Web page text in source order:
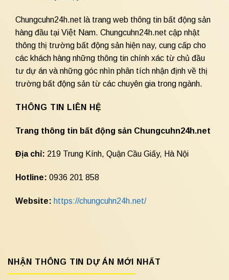
Chungcuhn24h.net là trang web thông tin bất động sản
hàng đầu tại Việt Nam. Chungcuhn24h.net cập nhật
thông thị trường bất động sản hiện nay, cung cấp cho
các khách hàng những thông tin chính xác từ chủ đầu
tư dự án và những góc nhìn phân tích nhận định về thị
trường bất động sản từ các chuyên gia trong ngành.
THÔNG TIN LIÊN HỆ
Trang thông tin bất động sản Chungcuhn24h.net
Địa chỉ: 219 Trung Kính, Quận Cầu Giấy, Hà Nội
Hotline: 0936 201 858
Website: https://chungcuhn24h.net/
NHẬN THÔNG TIN DỰ ÁN MỚI NHẤT